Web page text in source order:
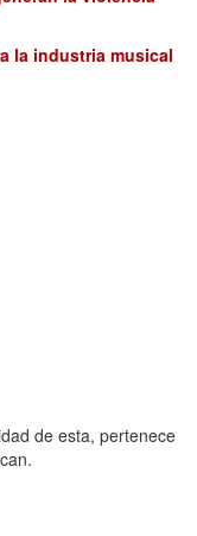
la industria musical
de esta, pertenece